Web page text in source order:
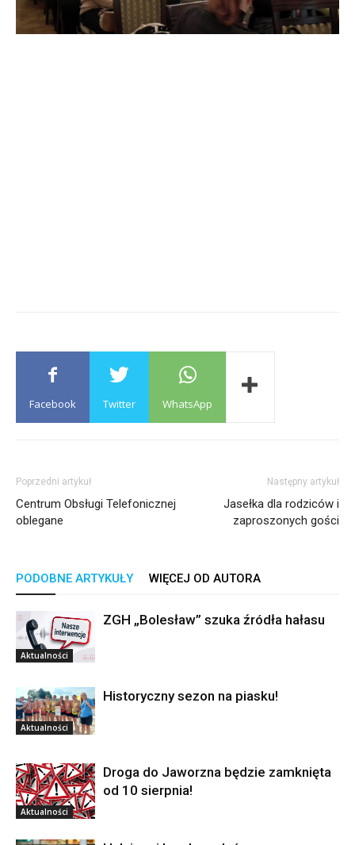
Facebook Twitter WhatsApp
Poprzedni artykuł
Centrum Obsługi Telefonicznej
oblegane
Następny artykuł
Jasełka dla rodziców i
zaproszonych gości
PODOBNE ARTYKUŁY WIĘCEJ OD AUTORA
Aktualności
ZGH „Bolesław” szuka źródła hałasu
Aktualności
Historyczny sezon na piasku!
Aktualności
Droga do Jaworzna będzie zamknięta
od 10 sierpnia!